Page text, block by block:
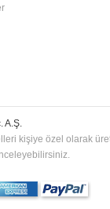
A.Ş.
kişiye özel olarak